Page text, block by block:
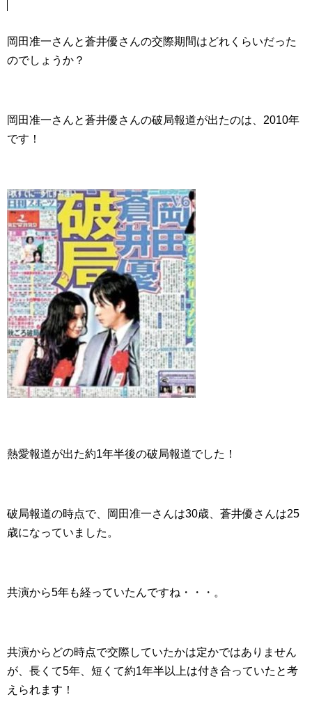
岡田准一さんと蒼井優さんの交際期間はどれくらいだった
のでしょうか？
岡田准一さんと蒼井優さんの破局報道が出たのは、2010年
です！
熱愛報道が出た約1年半後の破局報道でした！
破局報道の時点で、岡田准一さんは30歳、蒼井優さんは25
歳になっていました。
共演から5年も経っていたんですね・・・。
共演からどの時点で交際していたかは定かではありません
が、長くて5年、短くて約1年半以上は付き合っていたと考
えられます！